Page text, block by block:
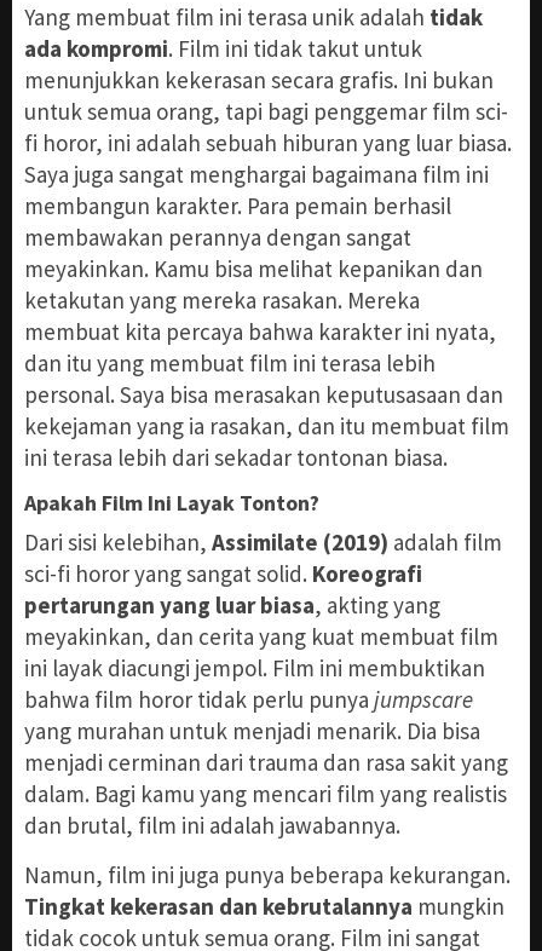
Yang membuat film ini terasa unik adalah tidak
ada kompromi. Film ini tidak takut untuk
menunjukkan kekerasan secara grafis. Ini bukan
untuk semua orang, tapi bagi penggemar film sci-
fi horor, ini adalah sebuah hiburan yang luar biasa.
Saya juga sangat menghargai bagaimana film ini
membangun karakter. Para pemain berhasil
membawakan perannya dengan sangat
meyakinkan. Kamu bisa melihat kepanikan dan
ketakutan yang mereka rasakan. Mereka
membuat kita percaya bahwa karakter ini nyata,
dan itu yang membuat film ini terasa lebih
personal. Saya bisa merasakan keputusasaan dan
kekejaman yang ia rasakan, dan itu membuat film
ini terasa lebih dari sekadar tontonan biasa.
Apakah Film Ini Layak Tonton?
Dari sisi kelebihan, Assimilate (2019) adalah film
sci-fi horor yang sangat solid. Koreografi
pertarungan yang luar biasa, akting yang
meyakinkan, dan cerita yang kuat membuat film
ini layak diacungi jempol. Film ini membuktikan
bahwa film horor tidak perlu punya jumpscare
yang murahan untuk menjadi menarik. Dia bisa
menjadi cerminan dari trauma dan rasa sakit yang
dalam. Bagi kamu yang mencari film yang realistis
dan brutal, film ini adalah jawabannya.
Namun, film ini juga punya beberapa kekurangan.
Tingkat kekerasan dan kebrutalannya mungkin
tidak cocok untuk semua orang. Film ini sangat